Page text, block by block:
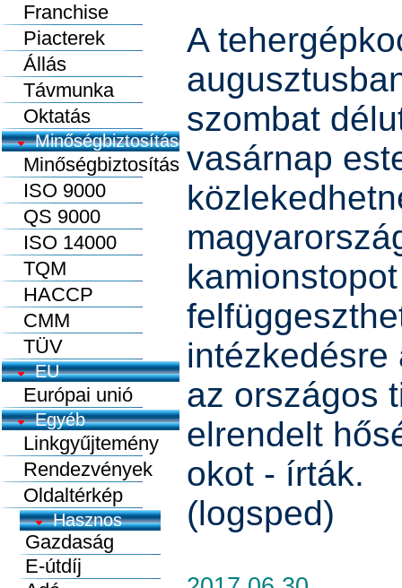
Franchise
Piacterek
Állás
Távmunka
Oktatás
Minőségbiztosítás
Minőségbiztosítás
ISO 9000
QS 9000
ISO 14000
TQM
HACCP
CMM
TÜV
EU
Európai unió
Egyéb
Linkgyűjtemény
Rendezvények
Oldaltérkép
A
szombat
vasárnap
intézkedésre
az országos
elrendelt
okot - írták.
(logsped)